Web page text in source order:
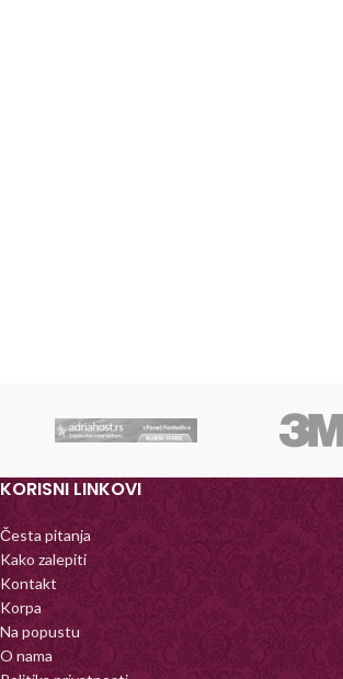
KORISNI LINKOVI
Česta pitanja
Kako zalepiti
Kontakt
Korpa
Na popustu
O nama